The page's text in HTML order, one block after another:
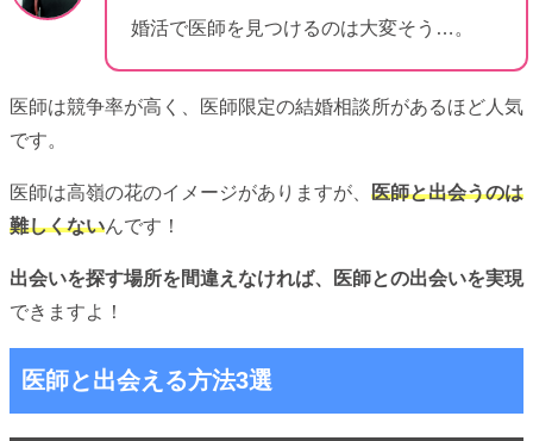
婚活で医師を見つけるのは大変そう…。
医師は競争率が高く、医師限定の結婚相談所があるほど人気
です。
医師は高嶺の花のイメージがありますが、 医師と出会うのは
難しくないんです！
出会いを探す場所を間違えなければ、医師との出会いを実現
できますよ！
医師と出会える方法3選